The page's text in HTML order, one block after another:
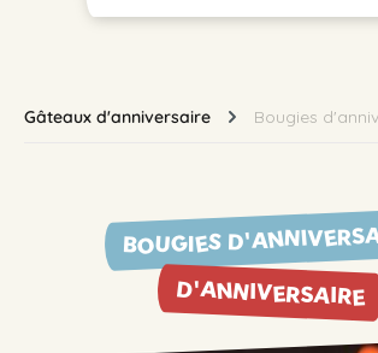
Gâteaux d'anniversaire Bougies
BOUGIES
D'ANNIVERSAIRE